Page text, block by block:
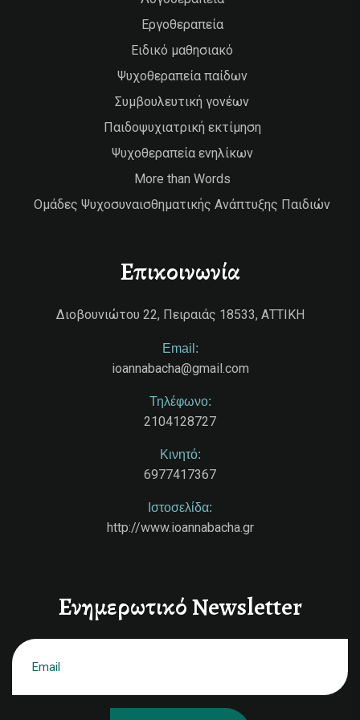
Εργοθεραπεία
Ειδικό μαθησιακό
Ψυχοθεραπεία παίδων
Συμβουλευτική γονέων
Παιδοψυχιατρική εκτίμηση
Ψυχοθεραπεία ενηλίκων
More than Words
Ομάδες Ψυχοσυναισθηματικής Ανάπτυξης Παιδιών
Επικοινωνία
Διοβουνιώτου 22, Πειραιάς 18533, ΑΤΤΙΚΗ
Email:
ioannabacha@gmail.com
Τηλέφωνο:
2104128727
Κινητό:
6977417367
Ιστοσελίδα:
http://www.ioannabacha.gr
Ενημερωτικό Newsletter